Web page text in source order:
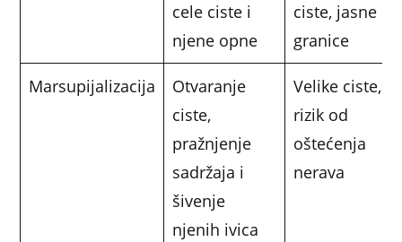
cele ciste i
njene opne
ciste, jasne
granice
Marsupijalizacija
Otvaranje
ciste,
pražnjenje
sadržaja i
šivenje
njenih ivica
Velike ciste,
rizik od
oštećenja
nerava